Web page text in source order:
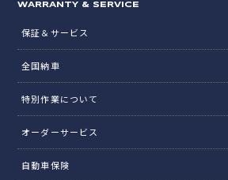
WARRANTY & SERVICE
保証＆サービス
全国納車
特別作業について
オーダーサービス
自動車保険